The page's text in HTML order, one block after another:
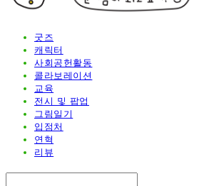
굿즈
캐릭터
사회공헌활동
콜라보레이션
교육
전시 및 팝업
그림일기
입점처
연혁
리뷰